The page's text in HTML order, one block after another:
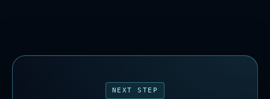
NEXT STEP